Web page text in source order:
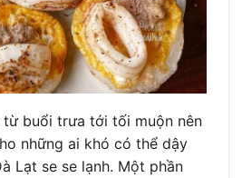
từ buổi trưa tới tối muộn nên
những ai khó có thể dậy
Lạt se se lạnh. Một phần